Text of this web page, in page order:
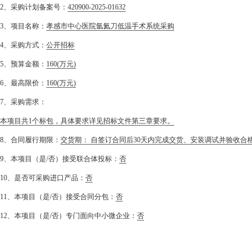
2、采购计划备案号： 420900-2025-01632
3、项目名称： 孝感市中心医院氩氦刀低温手术系统采购
4、采购方式： 公开招标
5、预算金额： 160(万元)
6、最高限价： 160(万元)
7、采购需求：
本项目共1个标包，具体要求详见招标文件第三章要求。
8、合同履行期限： 交货期： 自签订合同后30天内完成交货、安装调试并验收合
9、本项目（是/否）接受联合体投标： 否
10、是否可采购进口产品： 否
11、本项目（是/否）接受合同分包： 否
12、本项目（是/否）专门面向中小微企业： 否